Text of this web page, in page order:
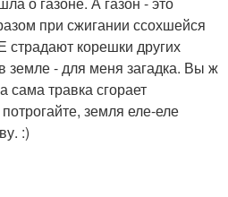
при сжигании ссохшейся
корешки других
земле - для меня загадка. Вы ж
сама травка сгорает
земля еле-еле
:)